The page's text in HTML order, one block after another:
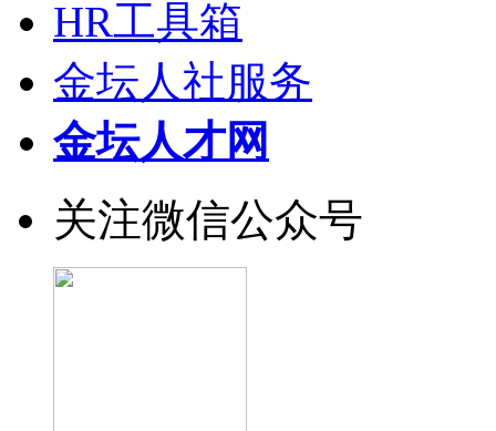
HR工具箱
金坛人社服务
金坛人才网
关注微信公众号